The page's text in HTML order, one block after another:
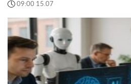
09:00 15.07